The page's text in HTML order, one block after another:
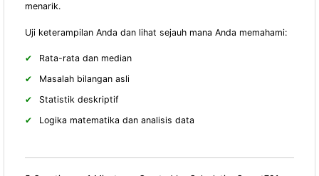
menarik.
Uji keterampilan Anda dan lihat sejauh mana Anda memahami:
Rata-rata dan median
Masalah bilangan asli
Statistik deskriptif
Logika matematika dan analisis data